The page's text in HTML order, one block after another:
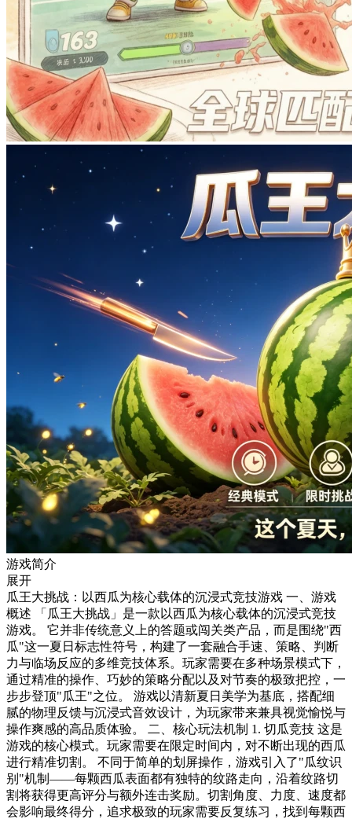
游戏简介
展开
瓜王大挑战：以西瓜为核心载体的沉浸式竞技游戏 一、游戏
概述 「瓜王大挑战」是一款以西瓜为核心载体的沉浸式竞技
游戏。 它并非传统意义上的答题或闯关类产品，而是围绕"西
瓜"这一夏日标志性符号，构建了一套融合手速、策略、判断
力与临场反应的多维竞技体系。玩家需要在多种场景模式下，
通过精准的操作、巧妙的策略分配以及对节奏的极致把控，一
步步登顶"瓜王"之位。 游戏以清新夏日美学为基底，搭配细
腻的物理反馈与沉浸式音效设计，为玩家带来兼具视觉愉悦与
操作爽感的高品质体验。 二、核心玩法机制 1. 切瓜竞技 这是
游戏的核心模式。玩家需要在限定时间内，对不断出现的西瓜
进行精准切割。 不同于简单的划屏操作，游戏引入了"瓜纹识
别"机制——每颗西瓜表面都有独特的纹路走向，沿着纹路切
割将获得更高评分与额外连击奖励。切割角度、力度、速度都
会影响最终得分，追求极致的玩家需要反复练习，找到每颗西